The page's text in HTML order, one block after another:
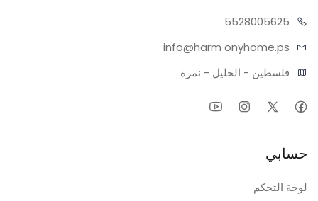
05625
55280
info@harm onyhome.ps
فلسطين - الخليل - نمرة
حسابي
لوحة التحكم